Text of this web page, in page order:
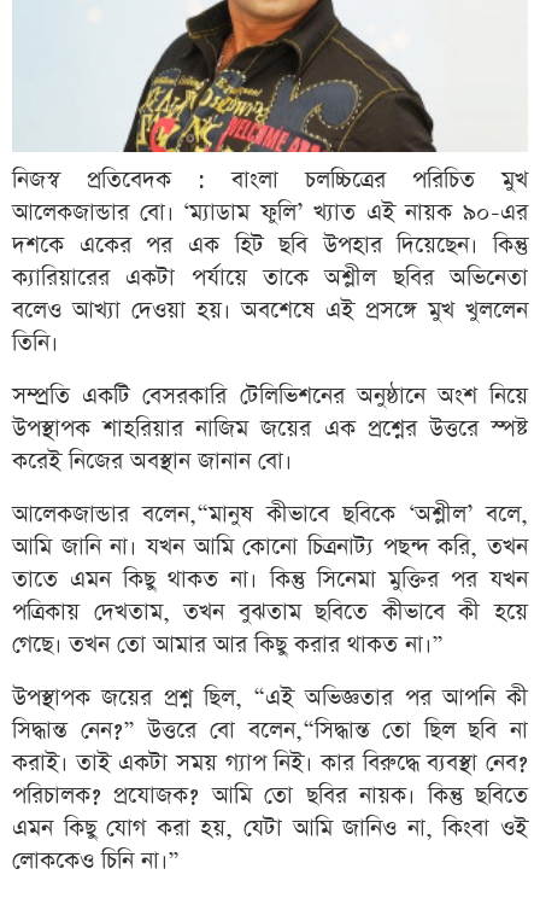
নিজস্ব প্রতিবেদক : বাংলা চলচ্চিত্রের পরিচিত মুখ
আলেকজান্ডার বো। ‌‘ম্যাডাম ফুলি’ খ্যাত এই নায়ক ৯০-এর
দশকে একের পর এক হিট ছবি উপহার দিয়েছেন। কিন্তু
ক্যারিয়ারের একটা পর্যায়ে তাকে অশ্লীল ছবির অভিনেতা
বলেও আখ্যা দেওয়া হয়। অবশেষে এই প্রসঙ্গে মুখ খুললেন
তিনি।
সম্প্রতি একটি বেসরকারি টেলিভিশনের অনুষ্ঠানে অংশ নিয়ে
উপস্থাপক শাহরিয়ার নাজিম জয়ের এক প্রশ্নের উত্তরে স্পষ্ট
করেই নিজের অবস্থান জানান বো।
আলেকজান্ডার বলেন,“মানুষ কীভাবে ছবিকে ‘অশ্লীল’ বলে,
আমি জানি না। যখন আমি কোনো চিত্রনাট্য পছন্দ করি, তখন
তাতে এমন কিছু থাকত না। কিন্তু সিনেমা মুক্তির পর যখন
পত্রিকায় দেখতাম, তখন বুঝতাম ছবিতে কীভাবে কী হয়ে
গেছে। তখন তো আমার আর কিছু করার থাকত না।”
উপস্থাপক জয়ের প্রশ্ন ছিল, “এই অভিজ্ঞতার পর আপনি কী
সিদ্ধান্ত নেন?” উত্তরে বো বলেন,“সিদ্ধান্ত তো ছিল ছবি না
করাই। তাই একটা সময় গ্যাপ নিই। কার বিরুদ্ধে ব্যবস্থা নেব?
পরিচালক? প্রযোজক? আমি তো ছবির নায়ক। কিন্তু ছবিতে
এমন কিছু যোগ করা হয়, যেটা আমি জানিও না, কিংবা ওই
লোককেও চিনি না।”